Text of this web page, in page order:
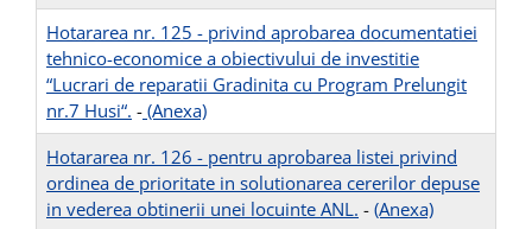
Hotararea nr. 125 - privind aprobarea documentatiei
tehnico-economice a obiectivului de investitie
“Lucrari de reparatii Gradinita cu Program Prelungit
nr.7 Husi“. - (Anexa)
Hotararea nr. 126 - pentru aprobarea listei privind
ordinea de prioritate in solutionarea cererilor depuse
in vederea obtinerii unei locuinte ANL. - (Anexa)